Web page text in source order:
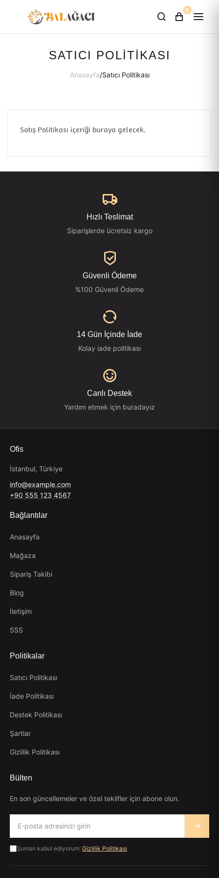
0
SATICI POLITIKASI
Anasayfa/Satıcı Politikası
Satış Politikası içeriği buraya gelecek.
Hızlı Teslimat
Siparişlerde ücretsiz kargo
Güvenli Ödeme
%100 Güvenli Ödeme
14 Gün İçinde İade
Kolay iade politikası
Canlı Destek
Yardım etmek için buradayız
Ofis
İstanbul, Türkiye
info@example.com
+90 555 123 4567
Bağlantılar
Anasayfa
Mağaza
Sipariş Takibi
Blog
İletişim
SSS
Politikalar
Satıcı Politikası
İade Politikası
Destek Politikası
Şartlar
Gizlilik Politikası
Bülten
En son güncellemeler ve özel teklifler için abone olun.
Email address
Şunları kabul ediyorum: Gizlilik Politikası